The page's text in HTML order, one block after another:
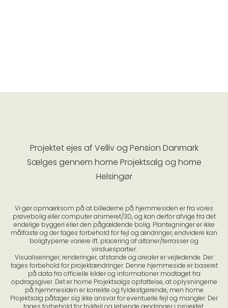
Projektet ejes af Velliv og Pension Danmark
Sælges gennem home Projektsalg og home
Helsingør
Vi gør opmærksom på at billederne på hjemmesiden er fra vores
prøvebolig eller computer animeret/3D, og kan derfor afvige fra det
endelige byggeri eller den pågældende bolig. Plantegninger er ikke
målfaste og der tages forbehold for fejl og ændringer, endvidere kan
boligtyperne variere ift. placering af altaner/terrasser og
vinduespartier.
Visualiseringer, renderinger, afstande og arealer er vejledende. Der
tages forbehold for projektændringer. Denne hjemmeside er baseret
på data fra officielle kilder og informationer modtaget fra
opdragsgiver. Det er home Projektsalgs opfattelse, at oplysningerne
på hjemmesiden er korrekte og fyldestgørende, men home
Projektsalg påtager sig ikke ansvar for eventuelle fejl og mangler. Der
tages forbehold for trykfejl og løbende ændringer i projektet.